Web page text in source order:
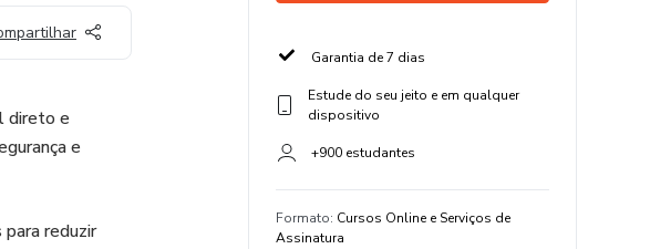
direto e
e
reduzir
Garantia de 7 dias
Estude do seu jeito e em qualquer
dispositivo
+900 estudantes
Formato: Cursos Online e Serviços de
Assinatura